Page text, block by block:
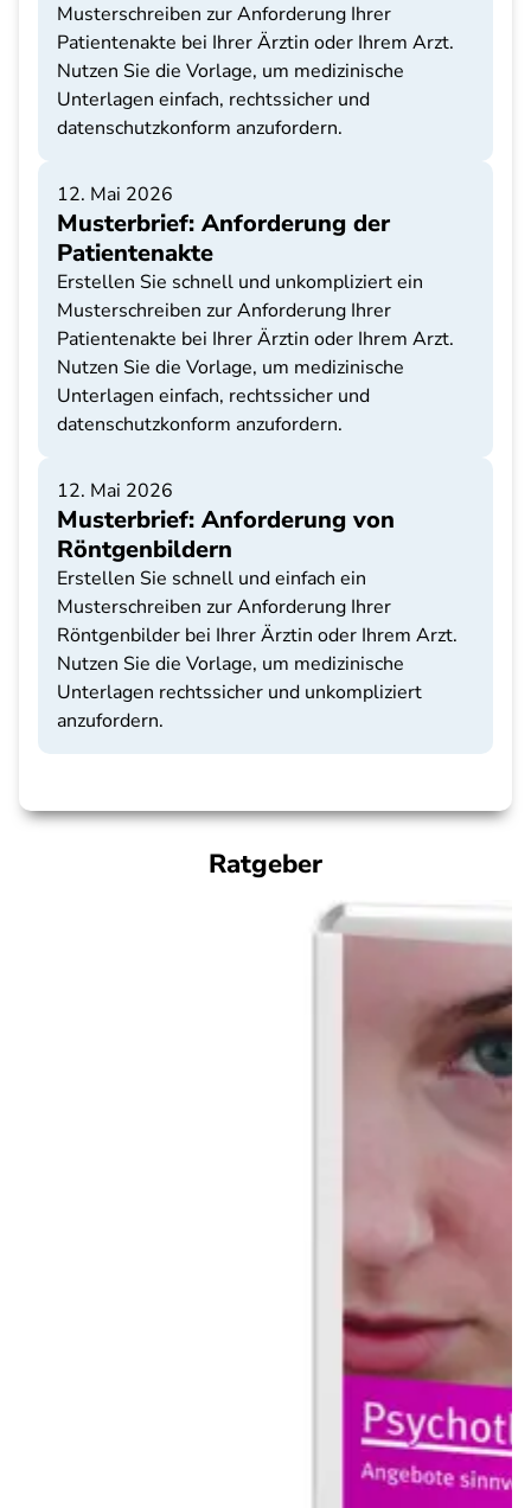
Musterschreiben zur Anforderung Ihrer
Patientenakte bei Ihrer Ärztin oder Ihrem Arzt.
Nutzen Sie die Vorlage, um medizinische
Unterlagen einfach, rechtssicher und
datenschutzkonform anzufordern.
12. Mai 2026
Musterbrief: Anforderung der
Patientenakte
Erstellen Sie schnell und unkompliziert ein
Musterschreiben zur Anforderung Ihrer
Patientenakte bei Ihrer Ärztin oder Ihrem Arzt.
Nutzen Sie die Vorlage, um medizinische
Unterlagen einfach, rechtssicher und
datenschutzkonform anzufordern.
12. Mai 2026
Musterbrief: Anforderung von
Röntgenbildern
Erstellen Sie schnell und einfach ein
Musterschreiben zur Anforderung Ihrer
Röntgenbilder bei Ihrer Ärztin oder Ihrem Arzt.
Nutzen Sie die Vorlage, um medizinische
Unterlagen rechtssicher und unkompliziert
anzufordern.
Ratgeber